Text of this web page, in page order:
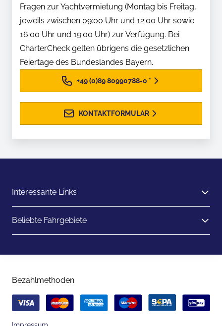
Fragen zur Yachtvermietung (Montag bis Freitag,
jeweils zwischen 09:00 Uhr und 12:00 Uhr sowie
16:00 Uhr und 19:00 Uhr) zur Verfügung. Bei
CharterCheck gelten übrigens die gesetzlichen
Feiertage des Bundeslandes Bayern.
+49 (0)89 80990788-0 *
KONTAKTFORMULAR
Interessante Links
Beliebte Fahrgebiete
Bezahlmethoden